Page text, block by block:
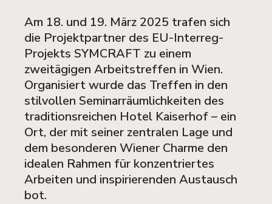
Am 18. und 19. März 2025 trafen sich
die Projektpartner des EU-Interreg-
Projekts SYMCRAFT zu einem
zweitägigen Arbeitstreffen in Wien.
Organisiert wurde das Treffen in den
stilvollen Seminarräumlichkeiten des
traditionsreichen Hotel Kaiserhof – ein
Ort, der mit seiner zentralen Lage und
dem besonderen Wiener Charme den
idealen Rahmen für konzentriertes
Arbeiten und inspirierenden Austausch
bot.